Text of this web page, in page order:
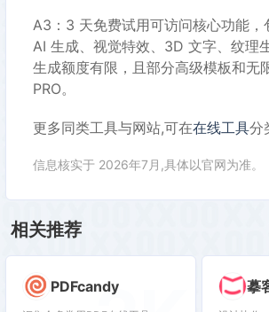
A3：3 天免费试用可访问核心功能，
AI 生成、视觉特效、3D 文字、纹理
生成额度有限，且部分高级模板和无
PRO。
更多同类工具与网站,可在在线工具分
信息核实于 2026年7月,具体以官网为准。
相关推荐
PDFcandy 摹